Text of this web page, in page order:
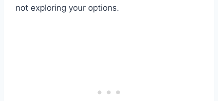
not exploring your options.